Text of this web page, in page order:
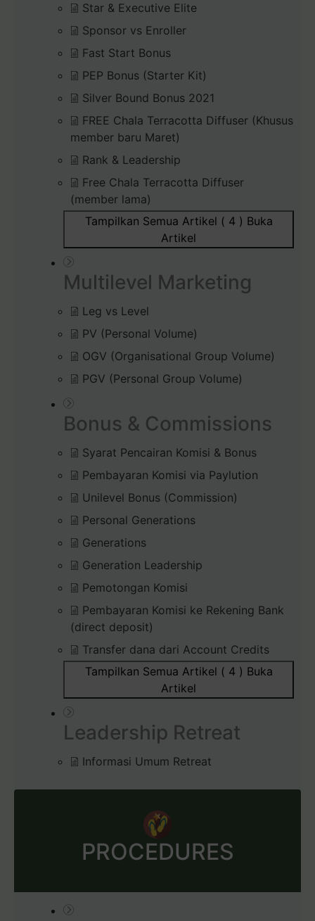
Star & Executive Elite
Sponsor vs Enroller
Fast Start Bonus
PEP Bonus (Starter Kit)
Silver Bound Bonus 2021
FREE Chala Terracotta Diffuser (Khusus
member baru Maret)
Rank & Leadership
Free Chala Terracotta Diffuser
(member lama)
Tampilkan Semua Artikel ( 4 ) Buka
Artikel
Multilevel Marketing
Leg vs Level
PV (Personal Volume)
OGV (Organisational Group Volume)
PGV (Personal Group Volume)
Bonus & Commissions
Syarat Pencairan Komisi & Bonus
Pembayaran Komisi via Paylution
Unilevel Bonus (Commission)
Personal Generations
Generations
Generation Leadership
Pemotongan Komisi
Pembayaran Komisi ke Rekening Bank
(direct deposit)
Transfer dana dari Account Credits
Tampilkan Semua Artikel ( 4 ) Buka
Artikel
Leadership Retreat
Informasi Umum Retreat
PROCEDURES